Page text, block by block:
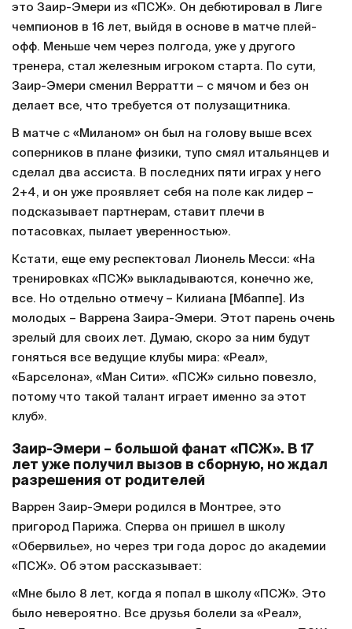
это Заир-Эмери из «ПСЖ». Он дебютировал в Лиге
чемпионов в 16 лет, выйдя в основе в матче плей-
офф. Меньше чем через полгода, уже у другого
тренера, стал железным игроком старта. По сути,
Заир-Эмери сменил Верратти – с мячом и без он
делает все, что требуется от полузащитника.
В матче с «Миланом» он был на голову выше всех
соперников в плане физики, тупо смял итальянцев и
сделал два ассиста. В последних пяти играх у него
2+4, и он уже проявляет себя на поле как лидер –
подсказывает партнерам, ставит плечи в
потасовках, пылает уверенностью».
Кстати, еще ему респектовал Лионель Месси: «На
тренировках «ПСЖ» выкладываются, конечно же,
все. Но отдельно отмечу – Килиана [Мбаппе]. Из
молодых – Варрена Заира-Эмери. Этот парень очень
зрелый для своих лет. Думаю, скоро за ним будут
гоняться все ведущие клубы мира: «Реал»,
«Барселона», «Ман Сити». «ПСЖ» сильно повезло,
потому что такой талант играет именно за этот
клуб».
Заир-Эмери – большой фанат «ПСЖ». В 17
лет уже получил вызов в сборную, но ждал
разрешения от родителей
Варрен Заир-Эмери родился в Монтрее, это
пригород Парижа. Сперва он пришел в школу
«Обервилье», но через три года дорос до академии
«ПСЖ». Об этом рассказывает:
«Мне было 8 лет, когда я попал в школу «ПСЖ». Это
было невероятно. Все друзья болели за «Реал»,